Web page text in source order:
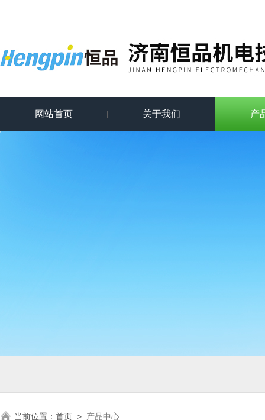
网站首页 关于我们 产
当前位置： 首页 > 产品中心